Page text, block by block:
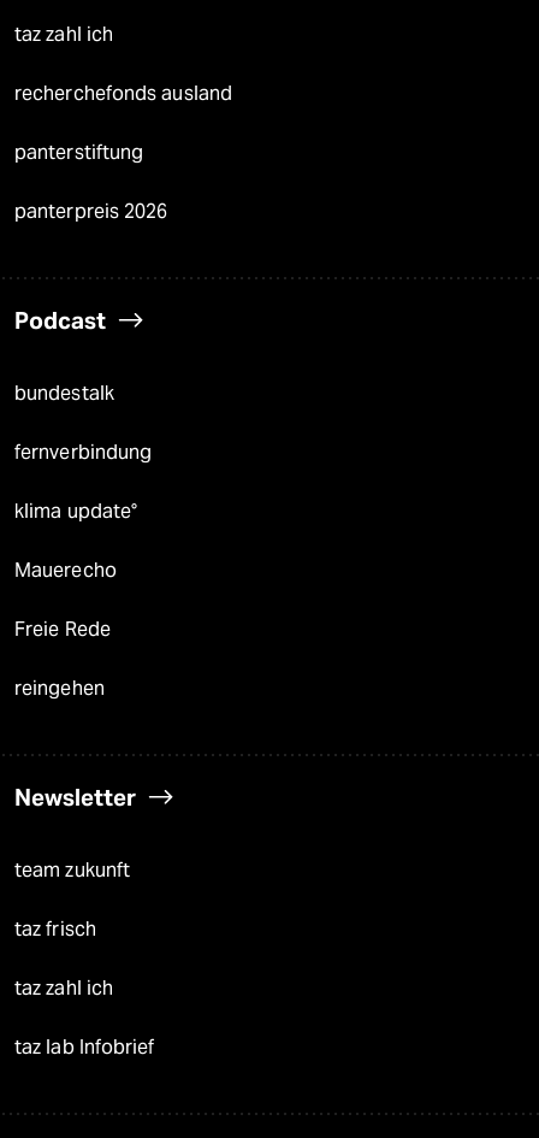
taz zahl ich
recherchefonds ausland
panterstiftung
panterpreis 2026
Podcast
bundestalk
fernverbindung
klima update°
Mauerecho
Freie Rede
reingehen
Newsletter
team zukunft
taz frisch
taz zahl ich
taz lab Infobrief